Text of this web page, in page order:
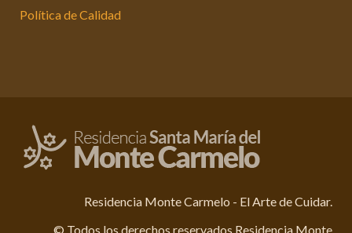
Política de Calidad
Residencia Monte Carmelo - El Arte de Cuidar.
© Todos los derechos reservados Residencia Monte